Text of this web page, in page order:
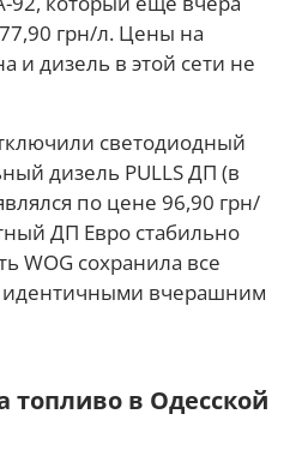
грн/л. Цены на
и дизель в этой сети не
светодиодный
дизель PULLS ДП (в
по цене 96,90 грн/
ДП Евро стабильно
WOG сохранила все
вчерашним
топливо в Одесской